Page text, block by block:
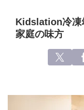
Kidslation冷凍
家庭の味方